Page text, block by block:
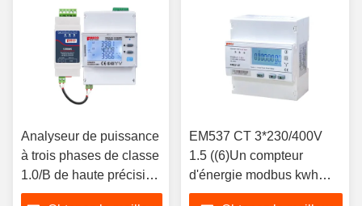
Analyseur de puissance
à trois phases de classe
1.0/B de haute précision
avec compteur à bobine
EM537 CT 3*230/400V
1.5 ((6)Un compteur
d'énergie modbus kwh
compteur modbus